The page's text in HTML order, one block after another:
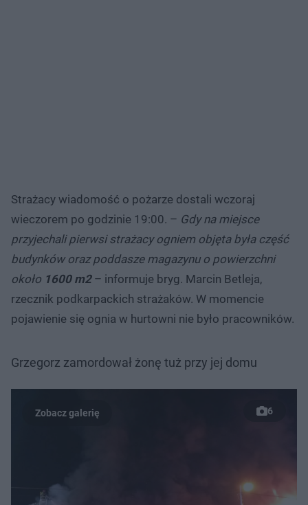
Strażacy wiadomość o pożarze dostali wczoraj
wieczorem po godzinie 19:00. – Gdy na miejsce
przyjechali pierwsi strażacy ogniem objęta była część
budynków oraz poddasze magazynu o powierzchni
około 1600 m2– informuje bryg. Marcin Betleja,
rzecznik podkarpackich strażaków. W momencie
pojawienie się ognia w hurtowni nie było pracowników.
Grzegorz zamordował żonę tuż przy jej domu
6